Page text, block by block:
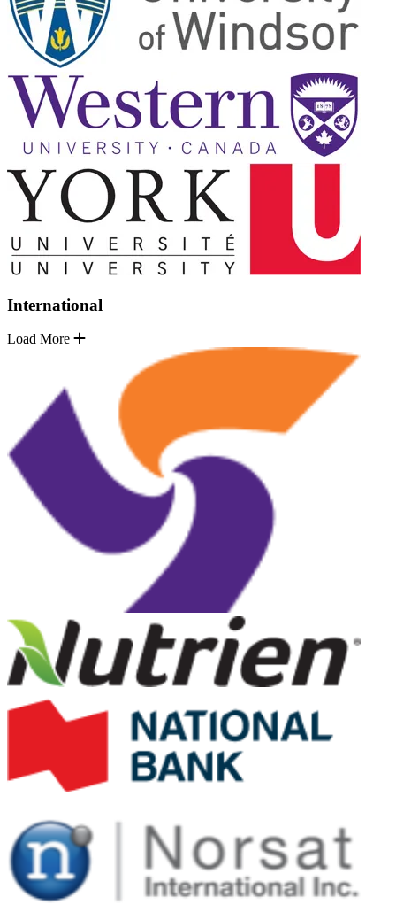
International
Load More